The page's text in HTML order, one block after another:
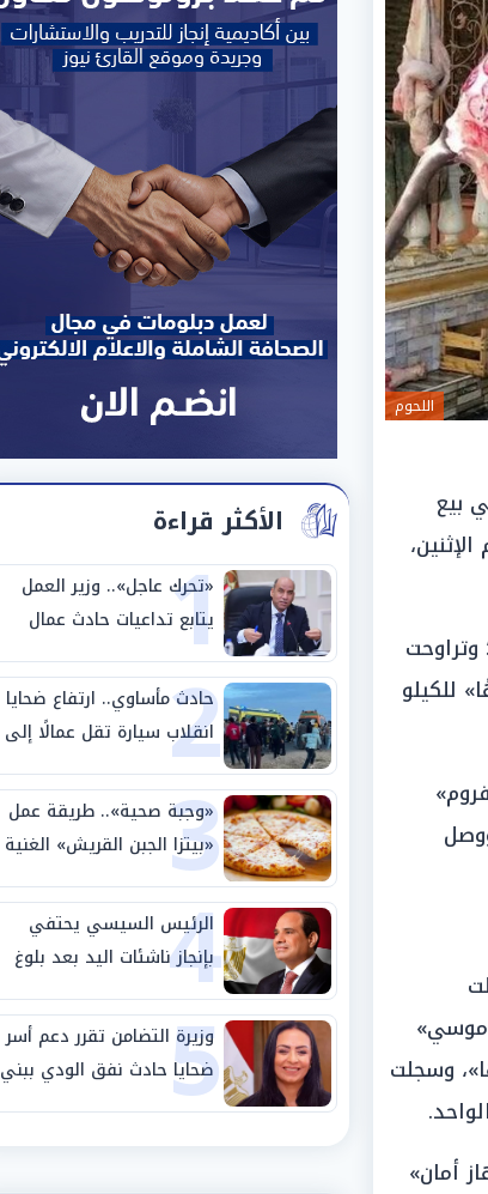
اللحوم
بيع
وزارة الزراعة ما بين «320 إلى 370 جنيهًا» للكيلو
«المفروم»
«370 جنيهًا»، ووصل
الحلة» بالمنافذ المتحركة عند «350 جنيهًا»، وسجلت
أمان»
الأكثر قراءة
1
«تحرك عاجل».. وزير العمل
يتابع تداعيات حادث عمال
طريق بني سويف الصحراوي
2
حادث مأساوي.. ارتفاع ضحايا
انقلاب سيارة تقل عمالًا إلى
14 شخصًا
3
«وجبة صحية».. طريقة عمل
«بيتزا الجبن القريش» الغنية
بالبروتين
4
الرئيس السيسي يحتفي
بإنجاز ناشئات اليد بعد بلوغ
نصف نهائي كأس العالم
5
وزيرة التضامن تقرر دعم أسر
ضحايا حادث نفق الودي ببني
سويف